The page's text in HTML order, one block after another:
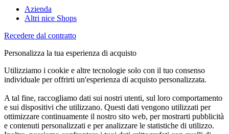
Azienda
Altri nice Shops
Recedere dal contratto
Personalizza la tua esperienza di acquisto
Utilizziamo i cookie e altre tecnologie solo con il tuo consenso
individuale per offrirti un'esperienza di acquisto personalizzata.
A tal fine, raccogliamo dati sui nostri utenti, sul loro comportamento
e sui dispositivi che utilizzano. Questi dati vengono utilizzati per
ottimizzare continuamente il nostro sito web, per mostrarti pubblicità
e contenuti personalizzati e per analizzare le statistiche di utilizzo.